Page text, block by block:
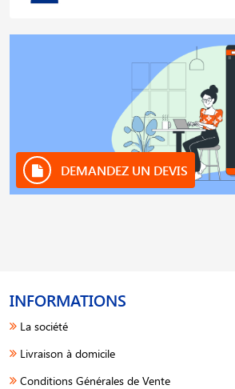
DEMANDEZ UN DEVIS
INFORMATIONS
La société
Livraison à domicile
Conditions Générales de Vente